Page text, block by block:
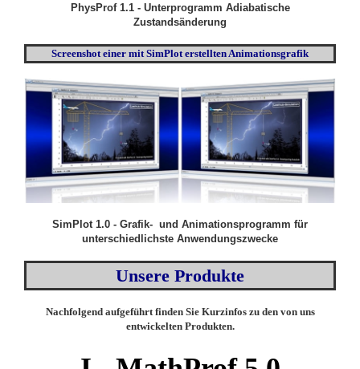
PhysProf 1.1 - Unterprogramm Adiabatische
Zustandsänderung
Screenshot einer mit SimPlot erstellten Animationsgrafik
SimPlot 1.0 - Grafik- und Animationsprogramm für
unterschiedlichste Anwendungszwecke
Unsere Produkte
Nachfolgend aufgeführt finden Sie Kurzinfos zu den von uns
entwickelten Produkten.